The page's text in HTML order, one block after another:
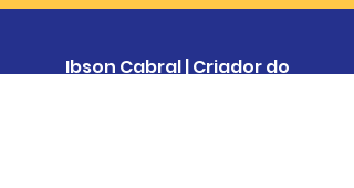
Ibson Cabral | Criador do